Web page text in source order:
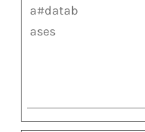
a#datab
ases